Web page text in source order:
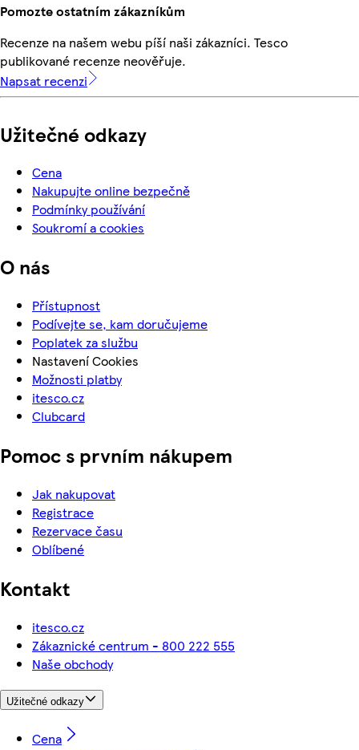
Pomozte ostatním zákazníkům
Recenze na našem webu píší naši zákazníci. Tesco
publikované recenze neověřuje.
Napsat recenzi
Užitečné odkazy
Cena
Nakupujte online bezpečně
Podmínky používání
Soukromí a cookies
O nás
Přístupnost
Podívejte se, kam doručujeme
Poplatek za službu
Nastavení Cookies
Možnosti platby
itesco.cz
Clubcard
Pomoc s prvním nákupem
Jak nakupovat
Registrace
Rezervace času
Oblíbené
Kontakt
itesco.cz
Zákaznické centrum - 800 222 555
Naše obchody
Užitečné odkazy
Cena